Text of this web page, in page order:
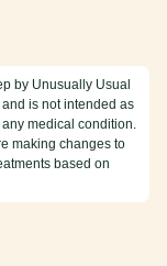
by Unusually Usual
is not intended as
medical condition.
making changes to
based on